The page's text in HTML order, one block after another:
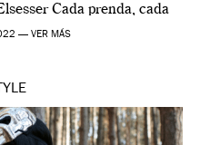
Cada prenda, cada
caracteriza […]
— VER MÁS